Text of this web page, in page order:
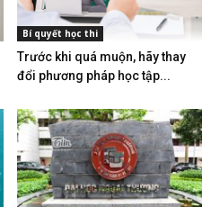
Bí quyết học thi
Trước khi quá muộn, hãy thay
đổi phương pháp học tập...